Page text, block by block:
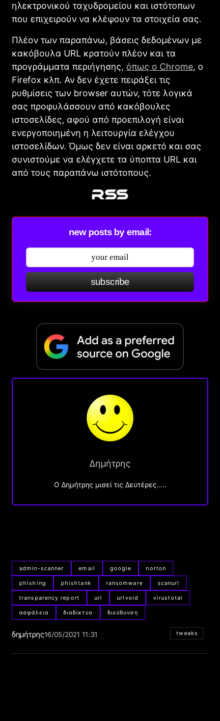
ηλεκτρονικού ταχυδρομείου και ιστότοπων
που επιχειρούν να κλέψουν τα στοιχεία σας.
Πλέον των παραπάνω, βάσεις δεδομένων με
κακόβουλα URL κρατούν πλέον και τα
προγράμματα περιήγησης, όπως ο Chrome, ο
Firefox κλπ. Αν δεν έχετε πειράξει τις
ρυθμίσεις των browser αυτών, τότε λογικά
σας προφυλάσσουν από κακόβουλες
ιστοσελίδες, αφού από προεπιλογή είναι
ενεργοποιημένη η λειτουργία ελέγχου
ιστοσελίδων. Όμως δεν είναι αρκετό και σας
συνιστούμε να ελέγχετε τα ύποπτα URL και
από τους παραπάνω ιστότοπους.
new posts by email:
subscribe
Δημήτρης
O Δημήτρης μισεί τις Δευτέρες…..
admin-scanner email google norton
phishing phishtank ransomware scanurl
transparency report url urlvoid virustotal
ασφάλεια διαδίκτυο διεύθυνση
δημήτρης16/05/2021 11:31 tweaks